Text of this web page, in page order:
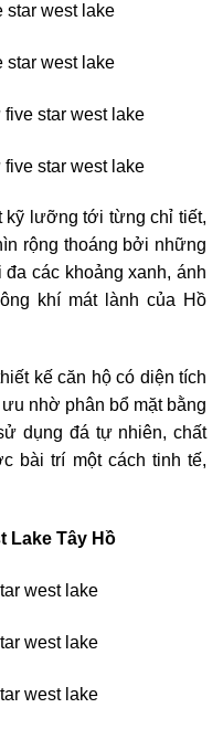
kỹ lưỡng tới từng chỉ tiết,
rộng thoáng bởi những
các khoảng xanh, ánh
khí mát lành của Hồ
kế căn hộ có diện tích
nhờ phân bổ mặt bằng
dụng đá tự nhiên, chất
bài trí một cách tinh tế,
Lake Tây Hồ